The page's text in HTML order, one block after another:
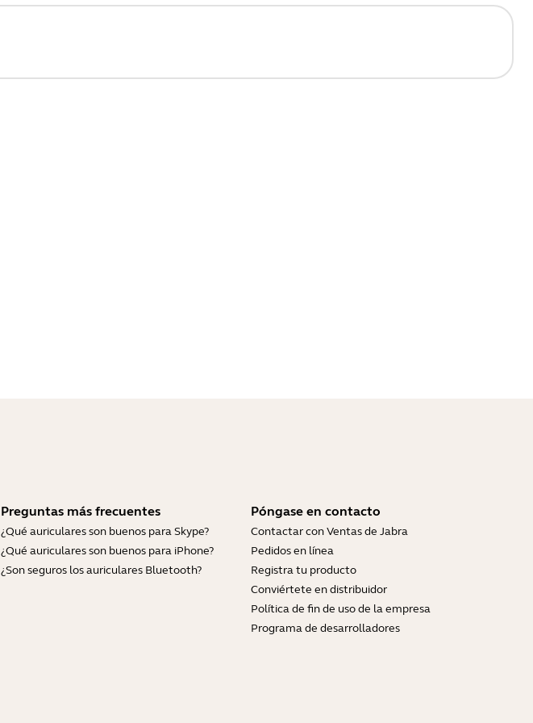
Preguntas más frecuentes
¿Qué auriculares son buenos para Skype?
¿Qué auriculares son buenos para iPhone?
¿Son seguros los auriculares Bluetooth?
Póngase en contacto
Contactar con Ventas de Jabra
Pedidos en línea
Registra tu producto
Conviértete en distribuidor
Política de fin de uso de la empresa
Programa de desarrolladores